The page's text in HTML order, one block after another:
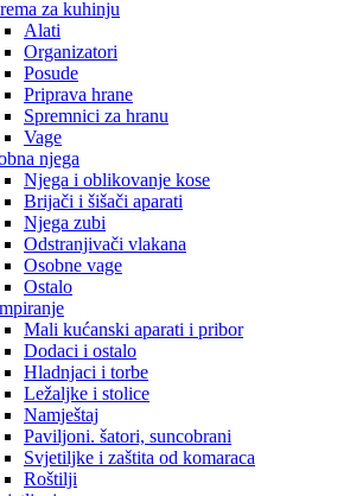
za kuhinju
Alati
Organizatori
Posude
Priprava hrane
Spremnici za hranu
Vage
njega
Njega i oblikovanje kose
Brijači i šišači aparati
Njega zubi
Odstranjivači vlakana
Osobne vage
Ostalo
Mali kućanski aparati i pribor
Dodaci i ostalo
Hladnjaci i torbe
Ležaljke i stolice
Namještaj
Paviljoni. šatori, suncobrani
Svjetiljke i zaštita od komaraca
Roštilji